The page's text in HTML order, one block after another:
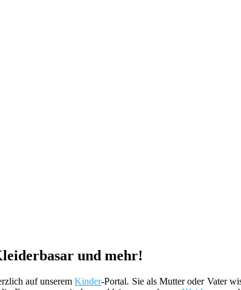
und mehr!
auf unseremKinder-Portal. Sie als Mutter oder Vater